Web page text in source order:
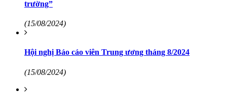
trường”
(15/08/2024)
Hội nghị Báo cáo viên Trung ương tháng 8/2024
(15/08/2024)